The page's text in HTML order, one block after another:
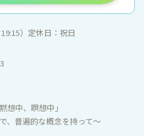
） 定休日： 祝日
想中、瞑想中」
、普遍的な概念を持って～